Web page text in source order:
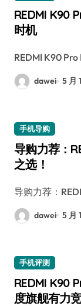
REDMI K90
时机
REDMI K90
dawei 5 月
手机导购
导购力荐：
之选！
导购力荐：
dawei 5 月
手机评测
REDMI K90
度旗舰有力